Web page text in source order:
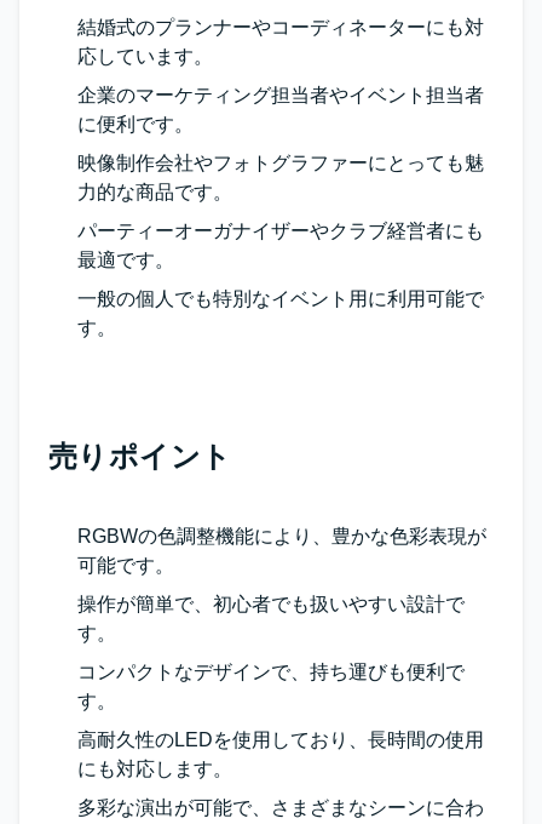
結婚式のプランナーやコーディネーターにも対
応しています。
企業のマーケティング担当者やイベント担当者
に便利です。
映像制作会社やフォトグラファーにとっても魅
力的な商品です。
パーティーオーガナイザーやクラブ経営者にも
最適です。
一般の個人でも特別なイベント用に利用可能で
す。
売りポイント
RGBWの色調整機能により、豊かな色彩表現が
可能です。
操作が簡単で、初心者でも扱いやすい設計で
す。
コンパクトなデザインで、持ち運びも便利で
す。
高耐久性のLEDを使用しており、長時間の使用
にも対応します。
多彩な演出が可能で、さまざまなシーンに合わ